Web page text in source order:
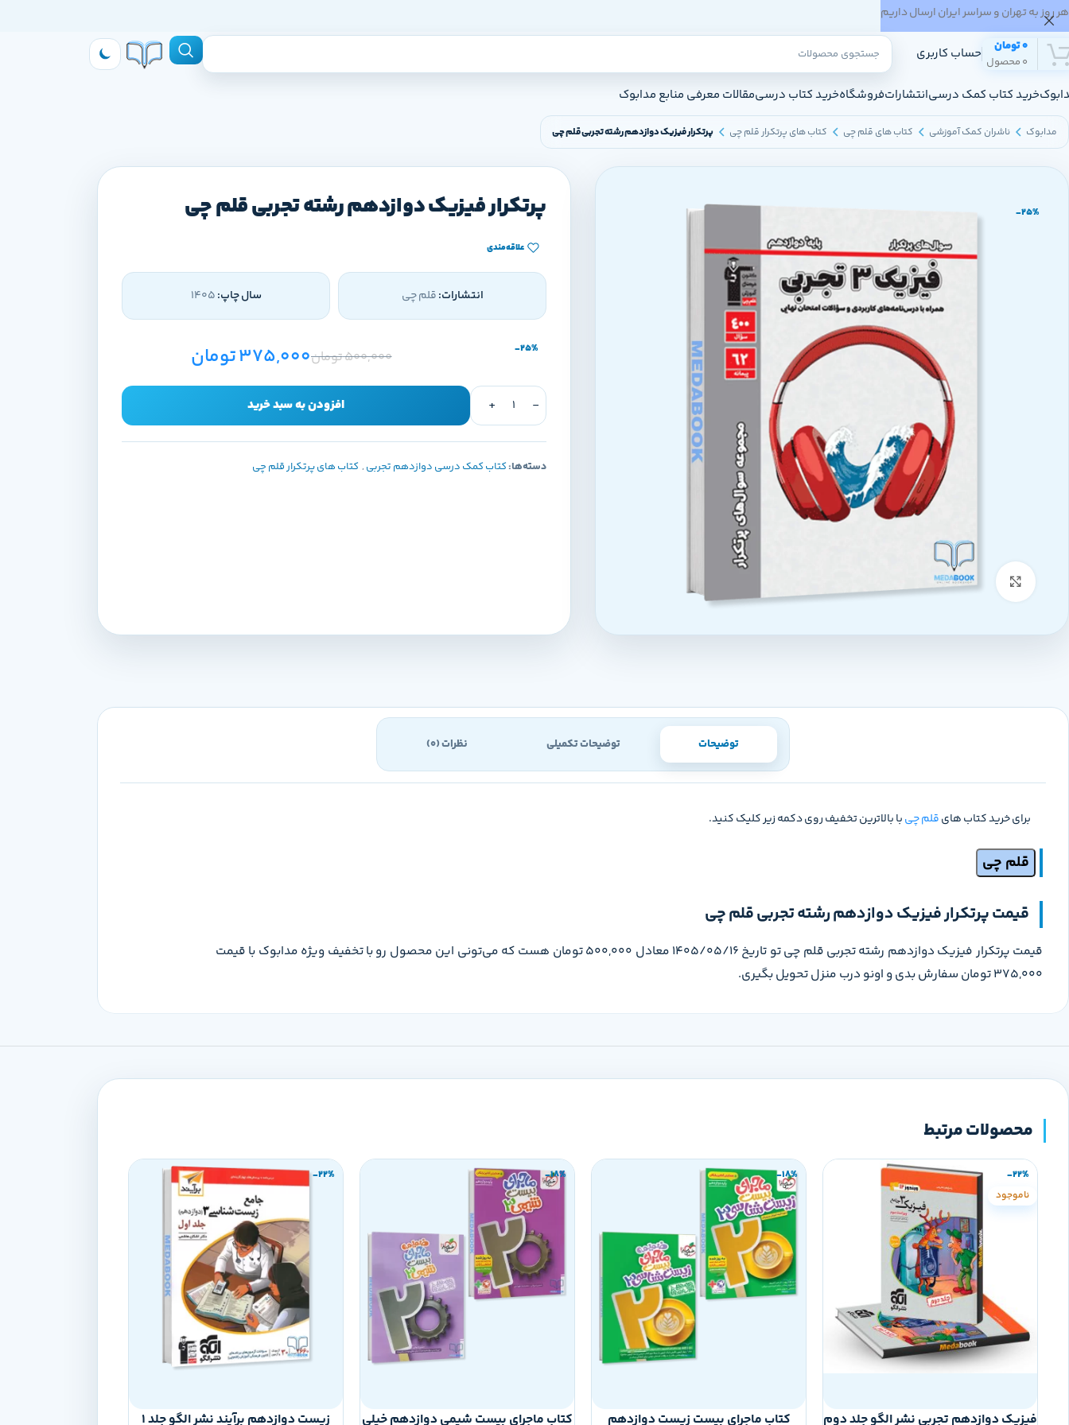
0 محصول
0تومان حساب کاربری
خرید کتاب کمک درسیانتشاراتفروشگاهخرید کتاب درسیمقالات معرفی منابع مدابوک
مدابوک ناشران کمک آموزشی کتاب های قلم چی کتاب های پرتکرار قلم چی پرتکرار فیزیک دوازدهم رشته تجربی قلم چی
-25%
بزرگنمایی تصویر
پرتکرار فیزیک دوازدهم رشته تجربی قلم چی
علاقه‌مندی
انتشارات:قلم چی سال چاپ:
-25%
500,000تومان375,000تومان
افزودن به سبد خرید
دسته‌ها: کتاب کمک درسی دوازدهم تجربی , کتاب های پرتکرار قلم چی
توضیحات توضیحات تکمیلی نظرات (0)
برای خرید کتاب هایقلم چیبا بالاترین تخفیف روی دکمه زیر کلیک کنید.
قلم چی
قیمت پرتکرار فیزیک دوازدهم رشته تجربی قلم چی
قیمت پرتکرار فیزیک دوازدهم رشته تجربی قلم چی تو تاریخ 1405/05/16 معادل 500,000 تومان هست که می‌تونی این محصول رو با تخفیف ویژه مدابوک با قیمت
375,000 تومان سفارش بدی و اونو درب منزل تحویل بگیری.
محصولات مرتبط
-22%
ناموجود
فیزیک دوازدهم تجربی نشر الگو جلد دوم
-18%
کتاب ماجرای بیست زیست دوازدهم
-18%
کتاب ماجرای بیست شیمی دوازدهم خیلی
-22%
زیست دوازدهم برآیند نشر الگو جلد 1
هر روز به تهران و سراسر ایران ارسال داریم